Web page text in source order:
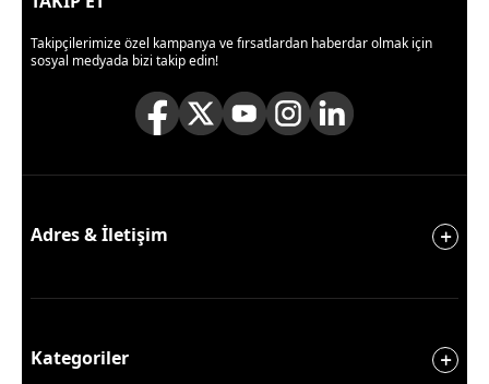
Takipçilerimize özel kampanya ve fırsatlardan haberdar olmak için
sosyal medyada bizi takip edin!
Adres & İletişim
Kategoriler